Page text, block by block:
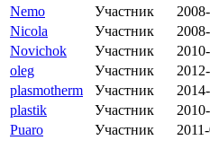
Nemo
Участник
Nicola
Участник
Novichok
Участник
oleg
Участник
plasmotherm
Участник
plastik
Участник
Puaro
Участник